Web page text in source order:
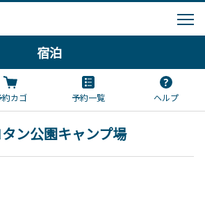
宿泊
約カゴ 予約一覧 ヘルプ
ン公園キャンプ場